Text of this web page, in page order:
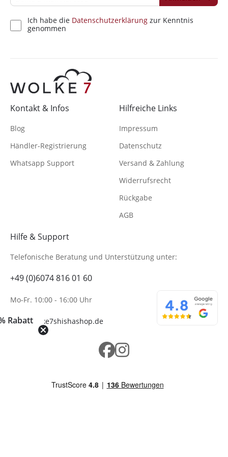
Rabatt
Hilfe & Support
Telefonische Beratung und Unterstützung unter:
+49 (0)6074 816 01 60
Mo-Fr. 10:00 - 16:00 Uhr
info@wolke7shishashop.de
Kontakt & Infos
Blog
Händler-Registrierung
Whatsapp Support
Hilfreiche Links
Impressum
Datenschutz
Versand & Zahlung
Widerrufsrecht
Rückgabe
AGB
Ich habe die Datenschutzerklärung zur Kenntnis
genommen